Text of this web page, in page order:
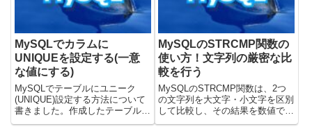
MySQLでカラムに
UNIQUEを設定する(一意
な値にする)
MySQLでテーブルにユニーク
(UNIQUE)設定する方法について
書きました。作成したテーブルに
ユニーク(UNIQUE)設定するに
MySQLのSTRCMP関数の
使い方！文字列の厳密な比
較を行う
MySQLのSTRCMP関数は、2つ
の文字列を大文字・小文字を区別
して比較し、その結果を数値で返
すために使用されます。これは、